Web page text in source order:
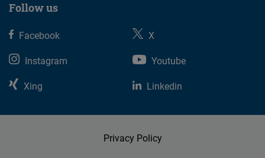
Follow us
Facebook
X
Instagram
Youtube
Xing
Linkedin
Privacy Policy